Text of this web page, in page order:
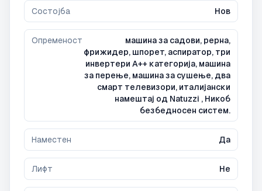
Состојба Нов
Опременост
машина за садови, рерна,
фрижидер, шпорет, аспиратор, три
инвертери А++ категорија, машина
за перење, машина за сушење, два
смарт телевизори, италијански
намештај од Natuzzi , Никоб
безбедносен систем.
Наместен Да
Лифт Не